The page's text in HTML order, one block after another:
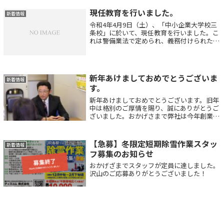
新着情報 現任教育を行いました。
令和4年4月9日（土）、「中小企業大学校三
条校」に於いて、現任教育を行いました。こ
れは警備業法で定められ、義務付けられた教
新着情報
新年あけましておめでとうございま
す。
新年あけましておめでとうございます。旧年
中は格別のご厚情を賜り、誠にありがとうご
ざいました。おかげさまで弊社は今年創業11
らゆる業種の企業が非常に厳しい状況に直...
新着情報
【急募】冬限定短期除雪作業スタッ
フ募集のお知らせ
おかげざまでスタッフが定員に達しました。
沢山のご応募ありがとうございました！